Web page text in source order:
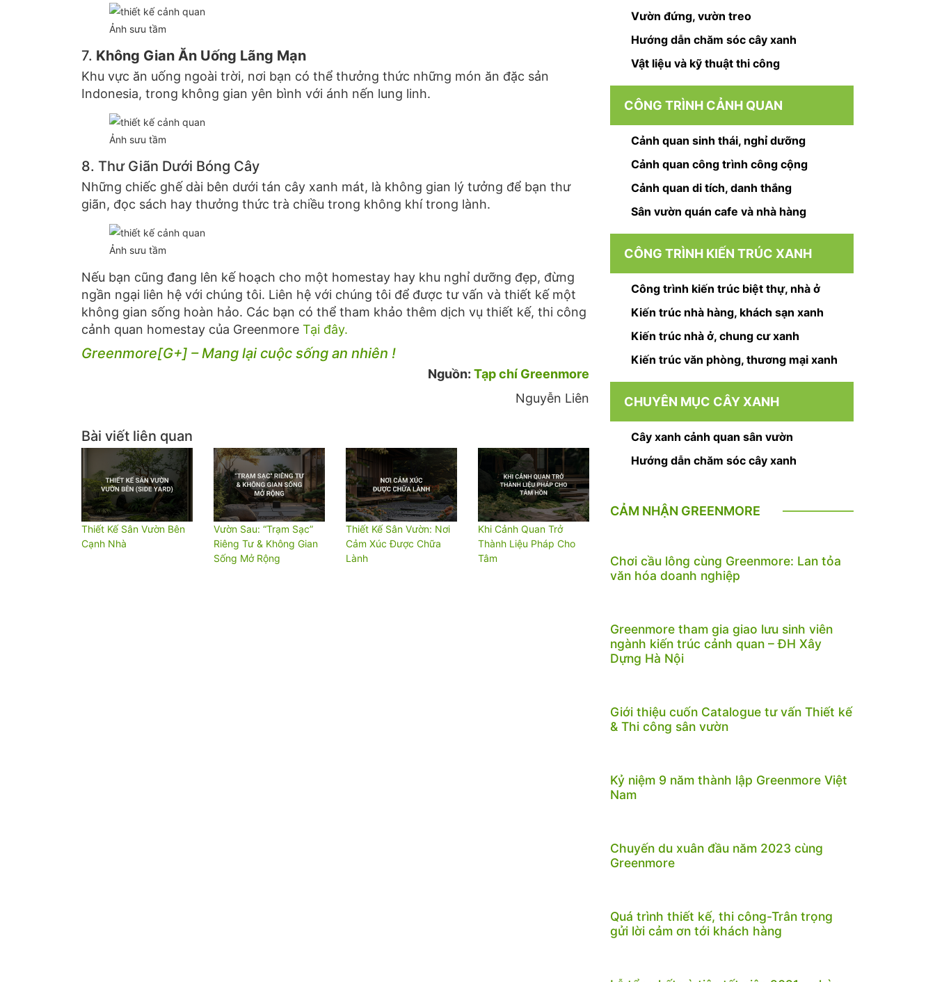
Ảnh sưu tầm
7. Không Gian Ăn Uống Lãng Mạn
Khu vực ăn uống ngoài trời, nơi bạn có thể thưởng thức những món ăn đặc sản
Indonesia, trong không gian yên bình với ánh nến lung linh.
Ảnh sưu tầm
8. Thư Giãn Dưới Bóng Cây
Những chiếc ghế dài bên dưới tán cây xanh mát, là không gian lý tưởng để bạn thư
giãn, đọc sách hay thưởng thức trà chiều trong không khí trong lành.
Ảnh sưu tầm
Nếu bạn cũng đang lên kế hoạch cho một homestay hay khu nghỉ dưỡng đẹp, đừng
ngần ngại liên hệ với chúng tôi. Liên hệ với chúng tôi để được tư vấn và thiết kế một
không gian sống hoàn hảo. Các bạn có thể tham khảo thêm dịch vụ thiết kế, thi công
cảnh quan homestay của Greenmore Tại đây.
Greenmore[G+] – Mang lại cuộc sống an nhiên !
Nguồn: Tạp chí Greenmore
Nguyễn Liên
Bài viết liên quan
Thiết Kế Sân Vườn Bên
Cạnh Nhà
Vườn Sau: “Trạm Sạc”
Riêng Tư & Không Gian
Sống Mở Rộng
Thiết Kế Sân Vườn: Nơi
Cảm Xúc Được Chữa
Lành
Khi Cảnh Quan Trở
Thành Liệu Pháp Cho
Tâm
Vườn đứng, vườn treo
Hướng dẫn chăm sóc cây xanh
Vật liệu và kỹ thuật thi công
CÔNG TRÌNH CẢNH QUAN
Cảnh quan sinh thái, nghỉ dưỡng
Cảnh quan công trình công cộng
Cảnh quan di tích, danh thắng
Sân vườn quán cafe và nhà hàng
CÔNG TRÌNH KIẾN TRÚC XANH
Công trình kiến trúc biệt thự, nhà ở
Kiến trúc nhà hàng, khách sạn xanh
Kiến trúc nhà ở, chung cư xanh
Kiến trúc văn phòng, thương mại xanh
CHUYÊN MỤC CÂY XANH
Cây xanh cảnh quan sân vườn
Hướng dẫn chăm sóc cây xanh
CẢM NHẬN GREENMORE
Chơi cầu lông cùng Greenmore: Lan tỏa
văn hóa doanh nghiệp
Greenmore tham gia giao lưu sinh viên
ngành kiến trúc cảnh quan – ĐH Xây
Dựng Hà Nội
Giới thiệu cuốn Catalogue tư vấn Thiết kế
& Thi công sân vườn
Kỷ niệm 9 năm thành lập Greenmore Việt
Nam
Chuyến du xuân đầu năm 2023 cùng
Greenmore
Quá trình thiết kế, thi công-Trân trọng
gửi lời cảm ơn tới khách hàng